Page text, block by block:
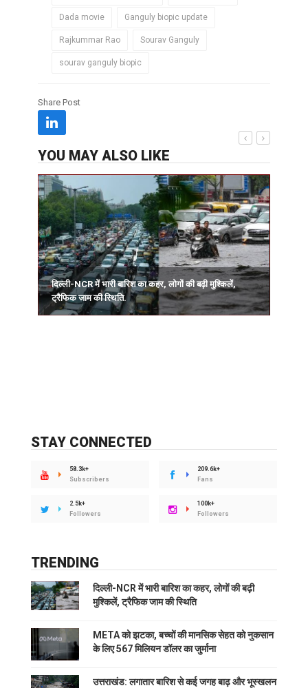
Dada movie Ganguly biopic update
Rajkummar Rao Sourav Ganguly
sourav ganguly biopic
Share Post
YOU MAY ALSO LIKE
दिल्ली-NCR में भारी बारिश का कहर, लोगों की बढ़ी मुश्किलें,
ट्रैफिक जाम की स्थिति.
STAY CONNECTED
58.3k+
Subscribers
209.6k+
Fans
2.5k+
Followers
100k+
Followers
TRENDING
दिल्ली-NCR में भारी बारिश का कहर, लोगों की बढ़ी
मुश्किलें, ट्रैफिक जाम की स्थिति
META को झटका, बच्चों की मानसिक सेहत को नुकसान
के लिए 567 मिलियन डॉलर का जुर्माना
उत्तराखंड: लगातार बारिश से कई जगह बाढ़ और भूस्खलन